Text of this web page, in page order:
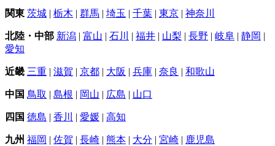
関東 茨城 | 栃木 | 群馬 | 埼玉 | 千葉 | 東京 | 神奈川
北陸・中部 新潟 | 富山 | 石川 | 福井 | 山梨 | 長野 | 岐阜 | 静岡 |
愛知
近畿 三重 | 滋賀 | 京都 | 大阪 | 兵庫 | 奈良 | 和歌山
中国 鳥取 | 島根 | 岡山 | 広島 | 山口
四国 徳島 | 香川 | 愛媛 | 高知
九州 福岡 | 佐賀 | 長崎 | 熊本 | 大分 | 宮崎 | 鹿児島